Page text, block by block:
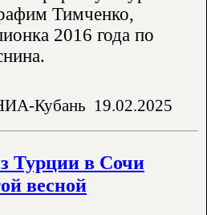
Тимченко,
2016 года по
Кубань 19.02.2025
Турции в Сочи
весной